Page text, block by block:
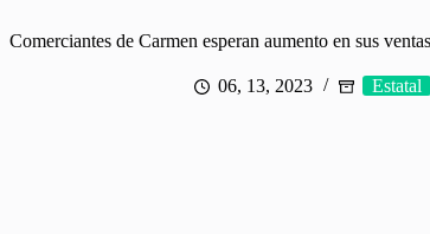
Comerciantes de Carmen esperan aumento en sus
06, 13, 2023 Estatal